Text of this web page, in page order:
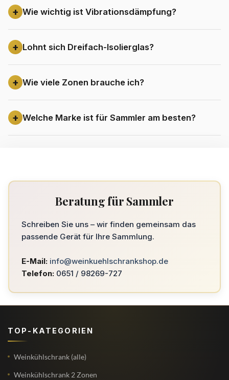
Wie wichtig ist Vibrationsdämpfung?
Lohnt sich Dreifach-Isolierglas?
Wie viele Zonen brauche ich?
Welche Marke ist für Sammler am besten?
Beratung für Sammler
Schreiben Sie uns – wir finden gemeinsam das
passende Gerät für Ihre Sammlung.
E-Mail: info@weinkuehlschrankshop.de
Telefon: 0651 / 98269-727
TOP-KATEGORIEN
Weinkühlschrank (alle)
Weinkühlschrank 2 Zonen